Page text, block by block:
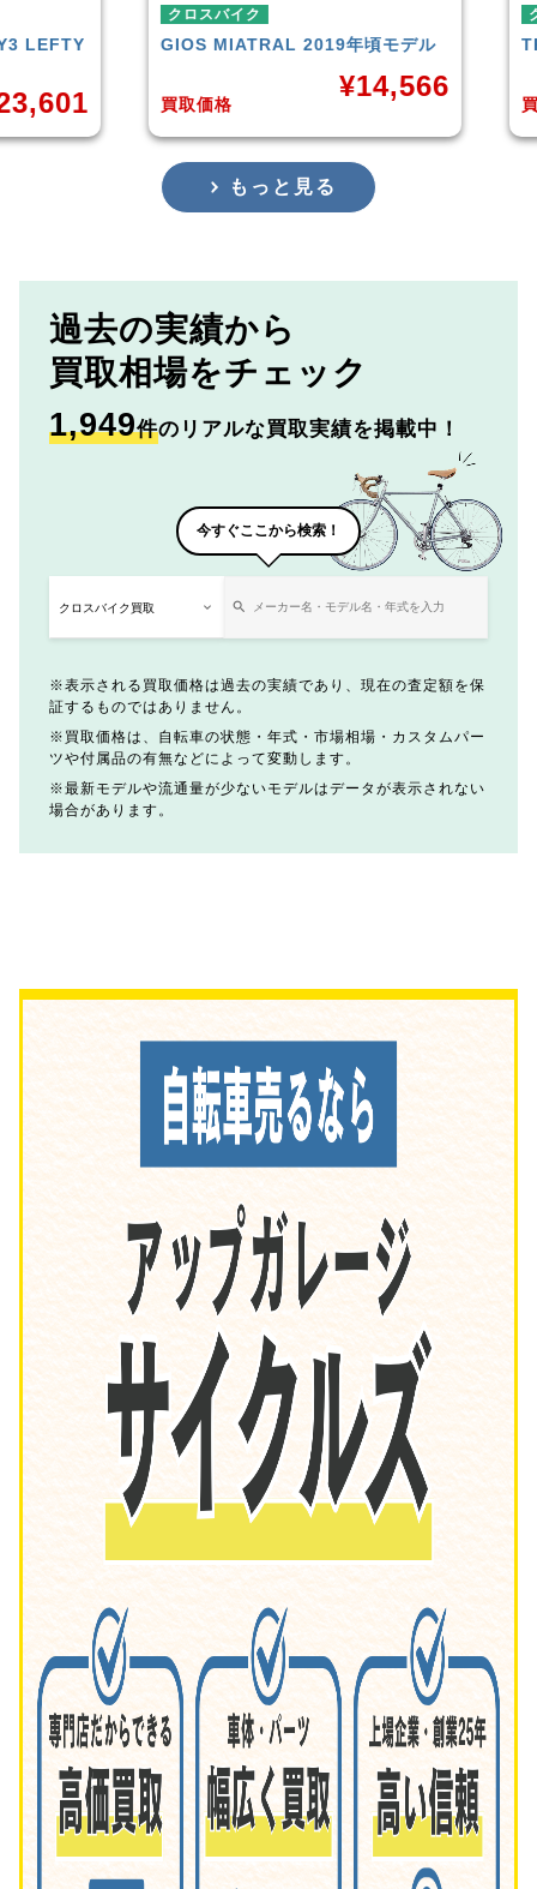
クロスバイク
GIOSMIATRAL 2019年頃モデル
買取価格
14,566
クロ
買取
もっと見る
過去の実績から
買取相場をチェック
1,949件のリアルな買取実績を掲載中！
今すぐここから検索！
表示される買取価格は過去の実績であり、現在の査定額を保
証するものではありません。
買取価格は、自転車の状態・年式・市場相場・カスタムパー
ツや付属品の有無などによって変動します。
最新モデルや流通量が少ないモデルはデータが表示されない
場合があります。